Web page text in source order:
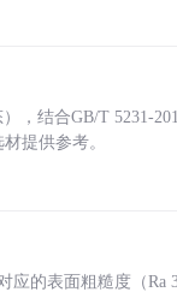
，结合GB/T 5231-
提供参考。
的表面粗糙度（Ra